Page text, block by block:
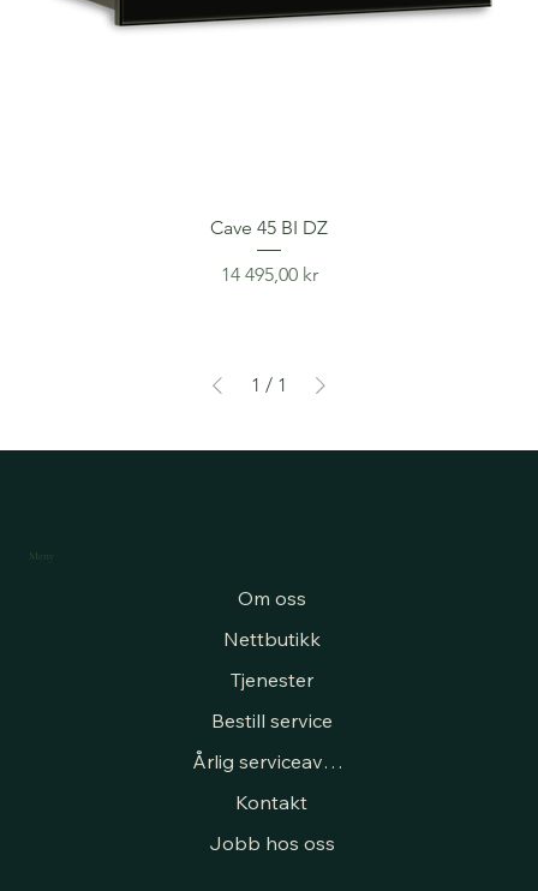
Cave 45 BI DZ
Price
14 495,00 kr
1 / 1
Meny
Om oss
Nettbutikk
Tjenester
Bestill service
Årlig serviceavtale
Kontakt
Jobb hos oss